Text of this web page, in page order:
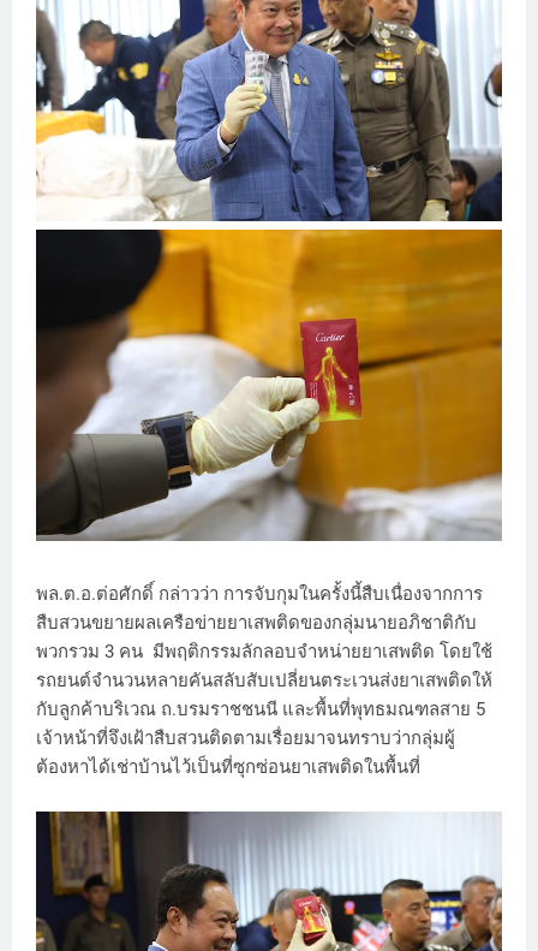
พล.ต.อ.ต่อศักดิ์ กล่าวว่า การจับกุมในครั้งนี้สืบเนื่องจากการ
สืบสวนขยายผลเครือข่ายยาเสพติดของกลุ่มนายอภิชาติกับ
พวกรวม 3 คน มีพฤติกรรมลักลอบจำหน่ายยาเสพติด โดยใช้
รถยนต์จำนวนหลายคันสลับสับเปลี่ยนตระเวนส่งยาเสพติดให้
กับลูกค้าบริเวณ ถ.บรมราชชนนี และพื้นที่พุทธมณฑลสาย 5
เจ้าหน้าที่จึงเฝ้าสืบสวนติดตามเรื่อยมาจนทราบว่ากลุ่มผู้
ต้องหาได้เช่าบ้านไว้เป็นที่ซุกซ่อนยาเสพติดในพื้นที่